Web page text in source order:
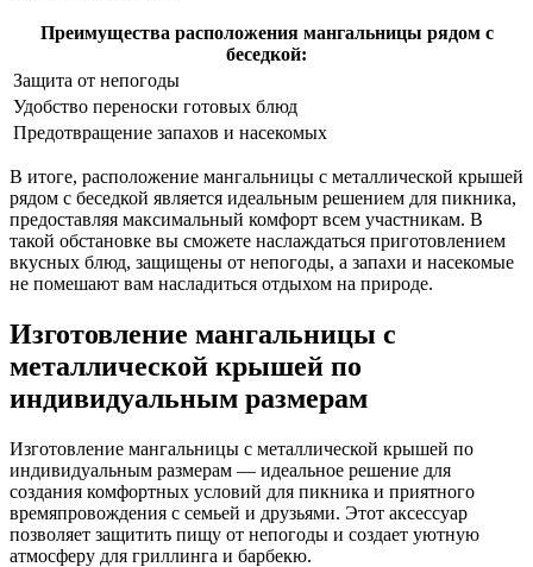
Преимущества расположения мангальницы рядом с
беседкой:
Защита от непогоды
Удобство переноски готовых блюд
Предотвращение запахов и насекомых
В итоге, расположение мангальницы с металлической крышей
рядом с беседкой является идеальным решением для пикника,
предоставляя максимальный комфорт всем участникам. В
такой обстановке вы сможете наслаждаться приготовлением
вкусных блюд, защищены от непогоды, а запахи и насекомые
не помешают вам насладиться отдыхом на природе.
Изготовление мангальницы с
металлической крышей по
индивидуальным размерам
Изготовление мангальницы с металлической крышей по
индивидуальным размерам — идеальное решение для
создания комфортных условий для пикника и приятного
времяпровождения с семьей и друзьями. Этот аксессуар
позволяет защитить пищу от непогоды и создает уютную
атмосферу для гриллинга и барбекю.